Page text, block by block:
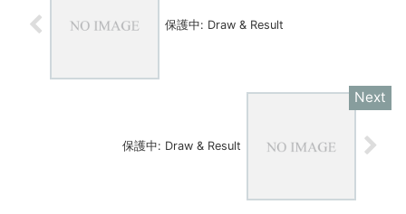
保護中: Draw & Result
保護中: Draw & Result